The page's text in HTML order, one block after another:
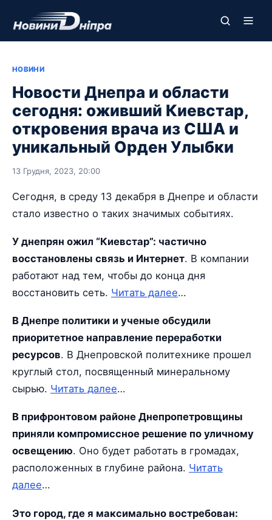
НОВИНИ
Новости Днепра и области
сегодня: оживший Киевстар,
откровения врача из США и
уникальный Орден Улыбки
13 Грудня, 2023, 20:00
Сегодня, в среду 13 декабря в Днепре и области
стало известно о таких значимых событиях.
У днепрян ожил “Киевстар”: частично
восстановлены связь и Интернет. В компании
работают над тем, чтобы до конца дня
восстановить сеть. Читать далее…
В Днепре политики и ученые обсудили
приоритетное направление переработки
ресурсов. В Днепровской политехнике прошел
круглый стол, посвященный минеральному
сырью. Читать далее…
В прифронтовом районе Днепропетровщины
приняли компромиссное решение по уличному
освещению. Оно будет работать в громадах,
расположенных в глубине района. Читать
далее…
Это город, где я максимально востребован: